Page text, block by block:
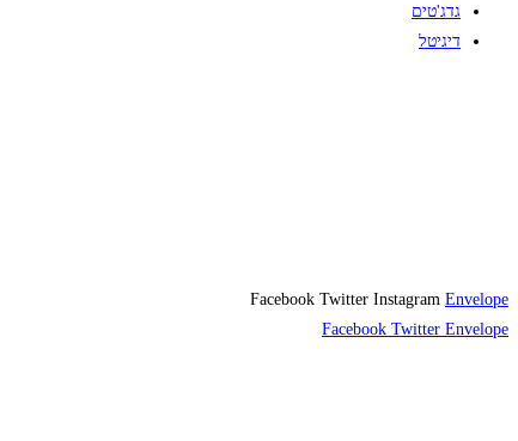
גדג'טים
דיגיטל
Facebook Twitter Instagram Envelope
Facebook Twitter Envelope